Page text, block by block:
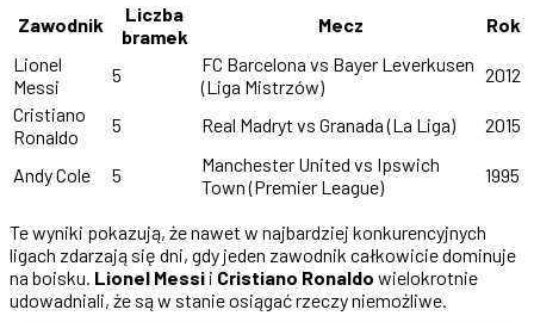
Zawodnik
Liczba
bramek
Mecz
Rok
Lionel
Messi
5
FC Barcelona vs Bayer Leverkusen
(Liga Mistrzów)
2012
Cristiano
Ronaldo
5 Real Madryt vs Granada (La Liga) 2015
Andy Cole 5
Manchester United vs Ipswich
Town (Premier League)
1995
Te wyniki pokazują, że nawet w najbardziej konkurencyjnych
ligach zdarzają się dni, gdy jeden zawodnik całkowicie dominuje
na boisku. Lionel Messi i Cristiano Ronaldo wielokrotnie
udowadniali, że są w stanie osiągać rzeczy niemożliwe.